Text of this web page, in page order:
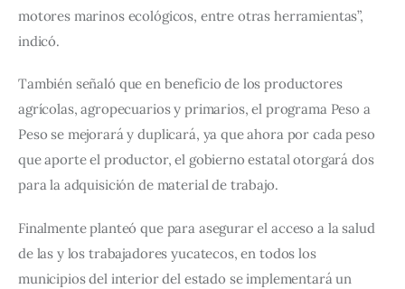
motores marinos ecológicos, entre otras herramientas”,
indicó.
También señaló que en beneficio de los productores
agrícolas, agropecuarios y primarios, el programa Peso a
Peso se mejorará y duplicará, ya que ahora por cada peso
que aporte el productor, el gobierno estatal otorgará dos
para la adquisición de material de trabajo.
Finalmente planteó que para asegurar el acceso a la salud
de las y los trabajadores yucatecos, en todos los
municipios del interior del estado se implementará un